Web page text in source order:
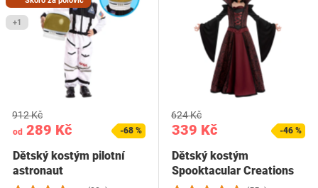
+1
od 289 Kč
912 Kč
-68 %
Dětský kostým pilotní
astronaut
339 Kč
624 Kč
-46 %
Dětský kostým
Spooktacular Creations